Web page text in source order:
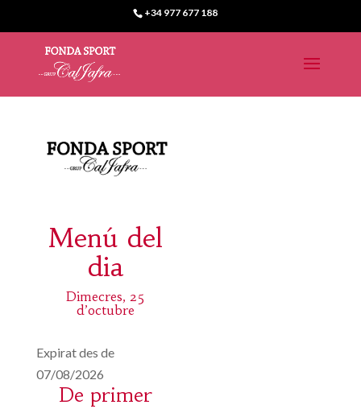
+34 977 677 188
Menú del
dia
Dimecres, 25
d’octubre
Expirat des de
07/08/2026
De primer